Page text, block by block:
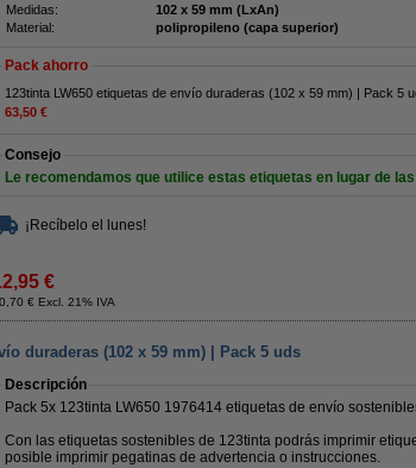
Medidas:
102 x 59 mm (LxAn)
Material:
polipropileno (capa superior)
Pack ahorro
123tinta LW650 etiquetas de envío duraderas (102 x 59 mm) | Pack 5
63,50 €
Consejo
Le recomendamos que utilice estas etiquetas en lugar de
¡Recíbelo el lunes!
€
€ Excl. 21% IVA
duraderas (102 x 59 mm) | Pack 5 uds
Descripción
Pack 5x 123tinta LW650 1976414 etiquetas de envío
Con las etiquetas sostenibles de 123tinta podrás imprimir
posible imprimir pegatinas de advertencia o instrucciones.